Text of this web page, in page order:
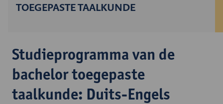
TOEGEPASTE TAALKUNDE
Studieprogramma van de
bachelor toegepaste
taalkunde: Duits-Engels